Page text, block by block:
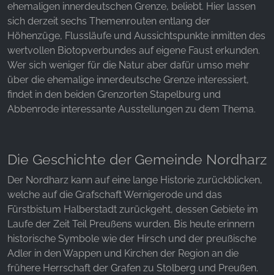
ehemaligen innerdeutschen Grenze, beliebt. Hier lassen
sich derzeit sechs Themenrouten entlang der
Höhenzüge, Flussläufe und Aussichtspunkte inmitten des
wertvollen Biotopverbundes auf eigene Faust erkunden.
Wer sich weniger für die Natur aber dafür umso mehr
über die ehemalige innerdeutsche Grenze interessiert,
findet in den beiden Grenzorten Stapelburg und
Abbenrode interessante Ausstellungen zu dem Thema.
Die Geschichte der Gemeinde Nordharz
Der Nordharz kann auf eine lange Historie zurückblicken,
welche auf die Grafschaft Wernigerode und das
Fürstbistum Halberstadt zurückgeht, dessen Gebiete im
Laufe der Zeit Teil Preußens wurden. Bis heute erinnern
historische Symbole wie der Hirsch und der preußische
Adler in den Wappen und Kirchen der Region an die
frühere Herrschaft der Grafen zu Stolberg und Preußen.
STATISTIK
Statistik Cookies erfassen Informationen anonym.
Diese Informationen helfen uns zu verstehen, wie
unsere Besucher unsere Website nutzen.
_ga, _gid, _gac_gb_
Anbieter:
Google LLC
Zweck:
Erhebung von Statistiken zur Website-Nutzung
Cookie Laufzeit:
24 Stunden - 2 Jahre